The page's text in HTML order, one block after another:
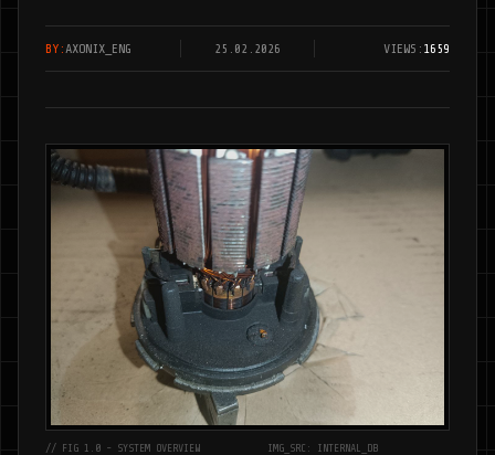
BY:AXONIX_ENG 25.02.2026 VIEWS: 1659
// FIG 1.0 - SYSTEM OVERVIEW IMG_SRC: INTERNAL_DB